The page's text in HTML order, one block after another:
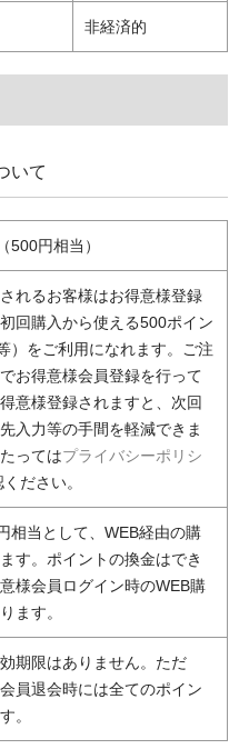
非経済的
いて
500円相当）
れるお客様はお得意様登録
回購入から使える500ポイン
）をご利用になれます。ご注
お得意様会員登録を行って
意様登録されますと、次回
入力等の手間を軽減できま
ってはプライバシーポリシ
ださい。
相当として、WEB経由の購
す。ポイントの換金はでき
様会員ログイン時のWEB購
ます。
期限はありません。ただ
員退会時には全てのポイン
。